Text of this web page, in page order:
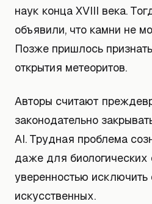
наук конца XVIII века.
объявили, что камни не
Позже пришлось
открытия метеоритов.
Авторы считают
законодательно
AI. Трудная проблема
даже для биологических
уверенностью исключить
искусственных.